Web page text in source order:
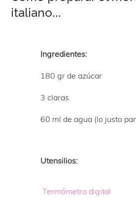
italiano...
Ingredientes:
180 gr de azúcar
3 claras
60 ml de agua (lo justo
Utensilios:
Termómetro digital